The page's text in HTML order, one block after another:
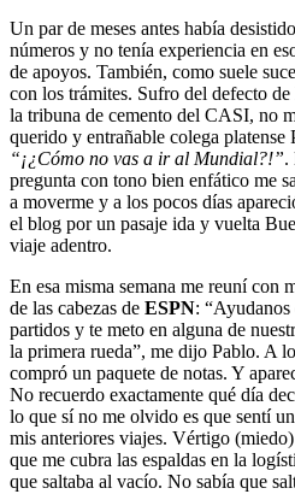
Un par de meses antes había
números y no tenía experiencia en
de apoyos. También, como suele
con los trámites. Sufro del defecto
la tribuna de cemento del CASI, no
querido y entrañable colega
“¡¿Cómo no vas a ir al Mundial?!”.
pregunta con tono bien enfático me
a moverme y a los pocos días
el blog por un pasaje ida y vuelta
viaje adentro.
En esa misma semana me reuní con
de las cabezas de ESPN: “Ayudanos
partidos y te meto en alguna de
la primera rueda”, me dijo Pablo. A
compró un paquete de notas. Y
No recuerdo exactamente qué día
lo que sí no me olvido es que sentí
mis anteriores viajes. Vértigo
que me cubra las espaldas en la
que saltaba al vacío. No sabía que